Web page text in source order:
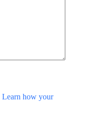
Learn how your